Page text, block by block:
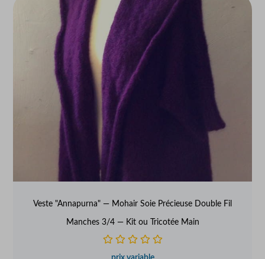
Veste "Annapurna" — Mohair Soie Précieuse Double Fil
Manches 3/4 — Kit ou Tricotée Main